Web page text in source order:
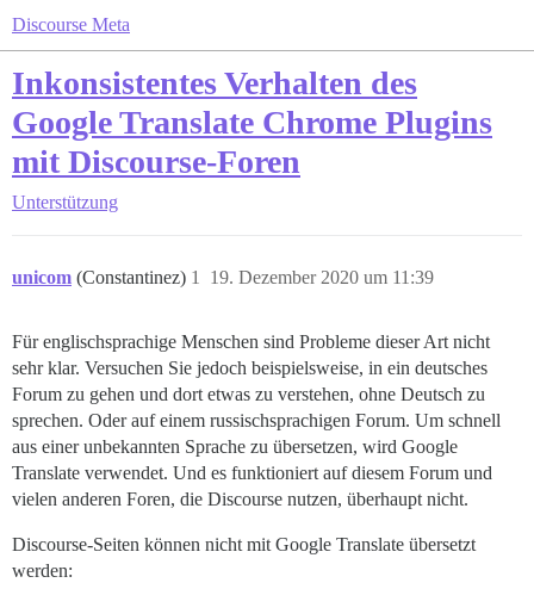
Discourse Meta
Inkonsistentes Verhalten des
Google Translate Chrome Plugins
mit Discourse-Foren
Unterstützung
unicom (Constantinez) 19. Dezember 2020 um 11:39
1
Für englischsprachige Menschen sind Probleme dieser Art nicht
sehr klar. Versuchen Sie jedoch beispielsweise, in ein deutsches
Forum zu gehen und dort etwas zu verstehen, ohne Deutsch zu
sprechen. Oder auf einem russischsprachigen Forum. Um schnell
aus einer unbekannten Sprache zu übersetzen, wird Google
Translate verwendet. Und es funktioniert auf diesem Forum und
vielen anderen Foren, die Discourse nutzen, überhaupt nicht.
Discourse-Seiten können nicht mit Google Translate übersetzt
werden: